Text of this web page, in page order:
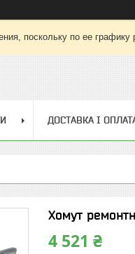
поскольку по ее
ДОСТАВКА І
Хомут
4 521 ₴